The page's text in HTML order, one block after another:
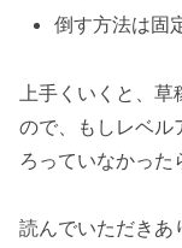
倒す方法は固
上手くいくと、
ので、もしレベル
ろっていなかった
読んでいただきあ